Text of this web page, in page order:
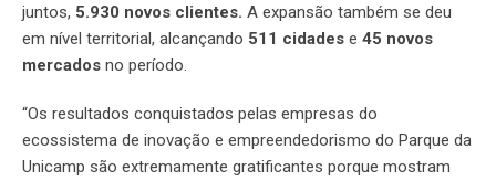
juntos, 5.930 novos clientes. A expansão também se deu
em nível territorial, alcançando 511 cidades e 45 novos
mercados no período.
“Os resultados conquistados pelas empresas do
ecossistema de inovação e empreendedorismo do Parque da
Unicamp são extremamente gratificantes porque mostram